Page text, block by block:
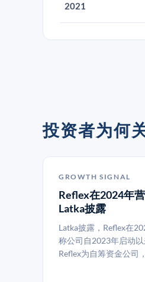
2021
投资者为何
GROWTH SIGNAL
Reflex在2024年
Latka披露
Latka披露，Reflex在
称公司自2023年启动
Reflex为自筹资金公司